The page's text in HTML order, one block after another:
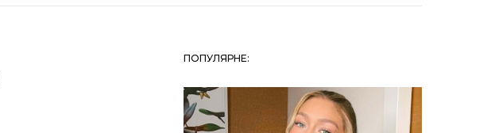
ПОПУЛЯРНЕ: